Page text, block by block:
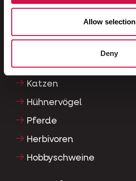
Allow selection
Deny
Frettchen
Hunde
Katzen
Hühnervögel
Pferde
Herbivoren
Hobbyschweine